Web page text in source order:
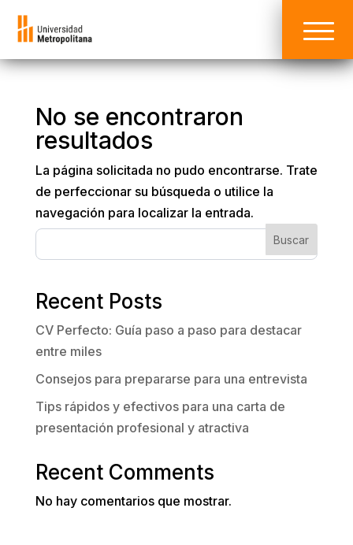
No se encontraron
resultados
La página solicitada no pudo encontrarse. Trate
de perfeccionar su búsqueda o utilice la
navegación para localizar la entrada.
Buscar
Recent Posts
CV Perfecto: Guía paso a paso para destacar
entre miles
Consejos para prepararse para una entrevista
Tips rápidos y efectivos para una carta de
presentación profesional y atractiva
Recent Comments
No hay comentarios que mostrar.